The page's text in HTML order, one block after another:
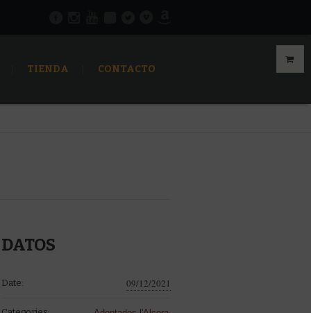
TIENDA CONTACTO
DATOS
Date: 09/12/2021